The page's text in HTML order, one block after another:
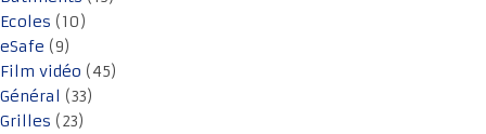
Ecoles (10)
eSafe (9)
Film vidéo (45)
Général (33)
Grilles (23)